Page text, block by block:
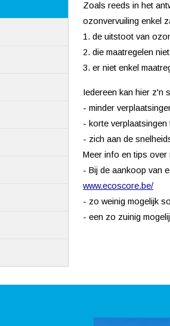
Zoals reeds in het
ozonvervuiling enkel
1. de uitstoot van
2. die maatregelen
3. er niet enkel
Iedereen kan hier z'n
- minder
- korte
- zich aan de
Meer info en tips
- Bij de aankoop van
www.ecoscore.be/
- zo weinig mogelijk
- een zo zuinig